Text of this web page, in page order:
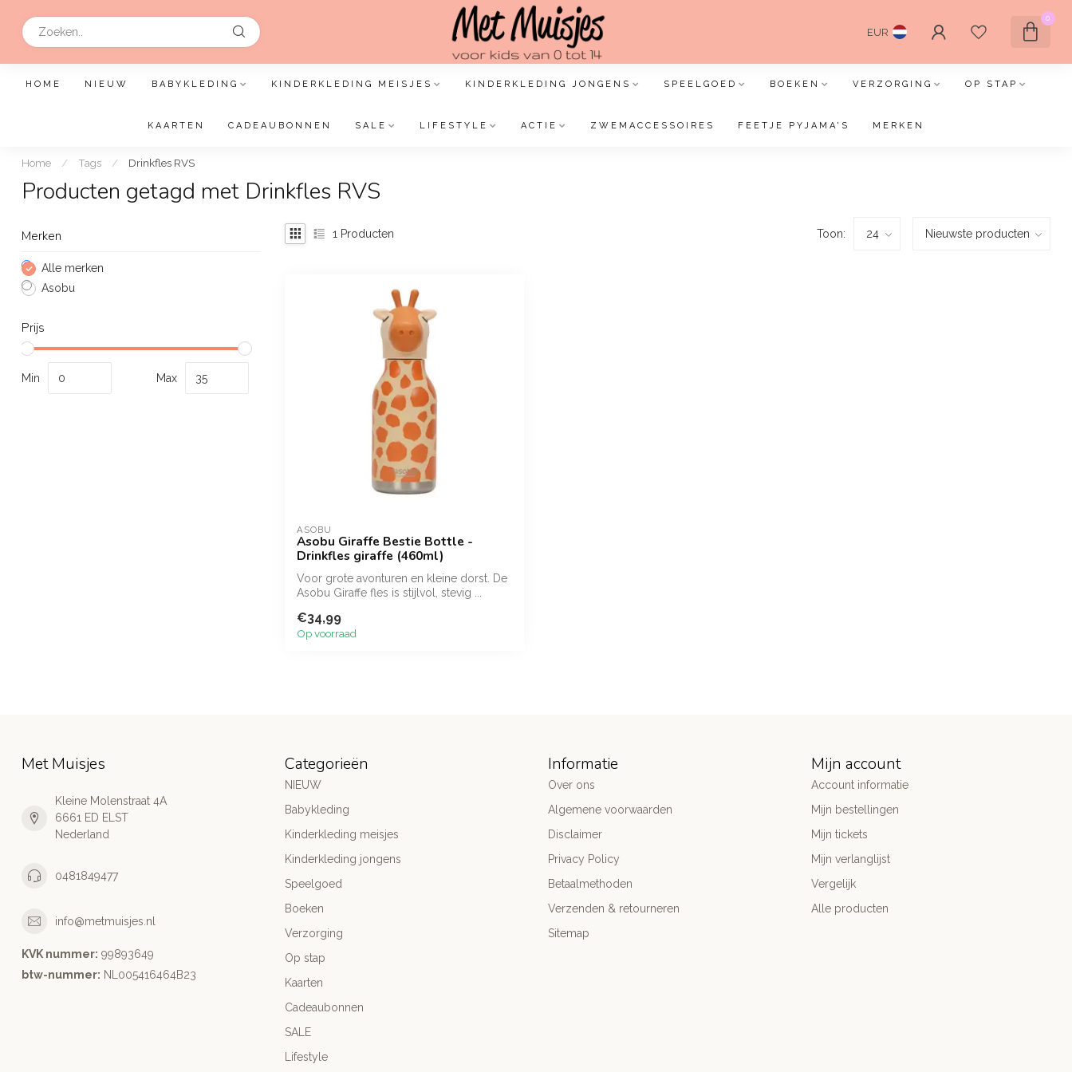
EUR
0
HOME NIEUW BABYKLEDING KINDERKLEDING MEISJES KINDERKLEDING JONGENS SPEELGOED BOEKEN VERZORGING OP STAP
KAARTEN CADEAUBONNEN SALE LIFESTYLE ACTIE ZWEMACCESSOIRES FEETJE PYJAMA'S MERKEN
Home / Tags / Drinkfles RVS
Producten getagd met Drinkfles RVS
Merken
Alle merken
Asobu
Prijs
Min Max
1 Producten Toon:
ASOBU
Asobu Giraffe Bestie Bottle -
Drinkfles giraffe (460ml)
Voor grote avonturen en kleine dorst. De
Asobu Giraffe fles is stijlvol, stevig ...
€34,99
Op voorraad
Met Muisjes
Kleine Molenstraat 4A
6661 ED ELST
Nederland
0481849477
info@metmuisjes.nl
KVK nummer: 99893649
btw-nummer: NL005416464B23
Categorieën
NIEUW
Babykleding
Kinderkleding meisjes
Kinderkleding jongens
Speelgoed
Boeken
Verzorging
Op stap
Kaarten
Cadeaubonnen
SALE
Lifestyle
Informatie
Over ons
Algemene voorwaarden
Disclaimer
Privacy Policy
Betaalmethoden
Verzenden & retourneren
Sitemap
Mijn account
Account informatie
Mijn bestellingen
Mijn tickets
Mijn verlanglijst
Vergelijk
Alle producten